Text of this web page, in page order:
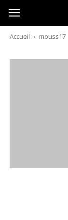
Australia-
australie.com
Accueil mouss17